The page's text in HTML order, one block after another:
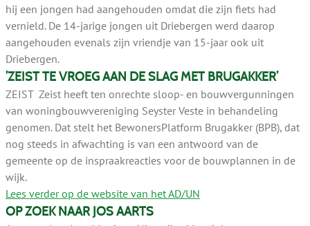
hij een jongen had aangehouden omdat die zijn fiets had
vernield. De 14-jarige jongen uit Driebergen werd daarop
aangehouden evenals zijn vriendje van 15-jaar ook uit
Driebergen.
’ZEIST TE VROEG AAN DE SLAG MET BRUGAKKER’
ZEIST Zeist heeft ten onrechte sloop- en bouwvergunningen
van woningbouwvereniging Seyster Veste in behandeling
genomen. Dat stelt het BewonersPlatform Brugakker (BPB), dat
nog steeds in afwachting is van een antwoord van de
gemeente op de inspraakreacties voor de bouwplannen in de
wijk.
Lees verder op de website van het AD/UN
OP ZOEK NAAR JOS AARTS